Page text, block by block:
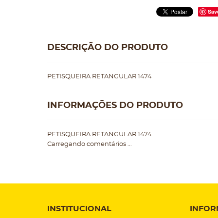
DESCRIÇÃO DO PRODUTO
PETISQUEIRA RETANGULAR 1474
INFORMAÇÕES DO PRODUTO
PETISQUEIRA RETANGULAR 1474
Carregando comentários ...
INSTITUCIONAL